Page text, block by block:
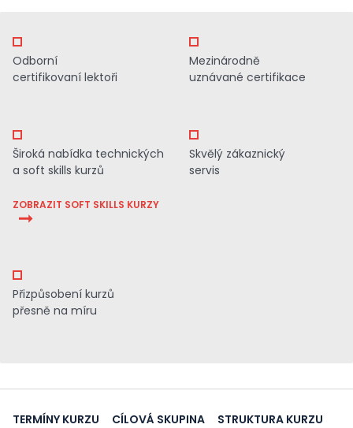
Odborní
certifikovaní lektoři
Mezinárodně
uznávané certifikace
Široká nabídka technických
a soft skills kurzů
ZOBRAZIT SOFT SKILLS KURZY
Skvělý zákaznický
servis
Přizpůsobení kurzů
přesně na míru
TERMÍNY KURZU CÍLOVÁ SKUPINA
STRUKTURA KURZU